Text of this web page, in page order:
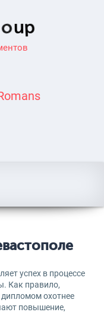
успех в процессе
Как правило,
охотнее
повышение,